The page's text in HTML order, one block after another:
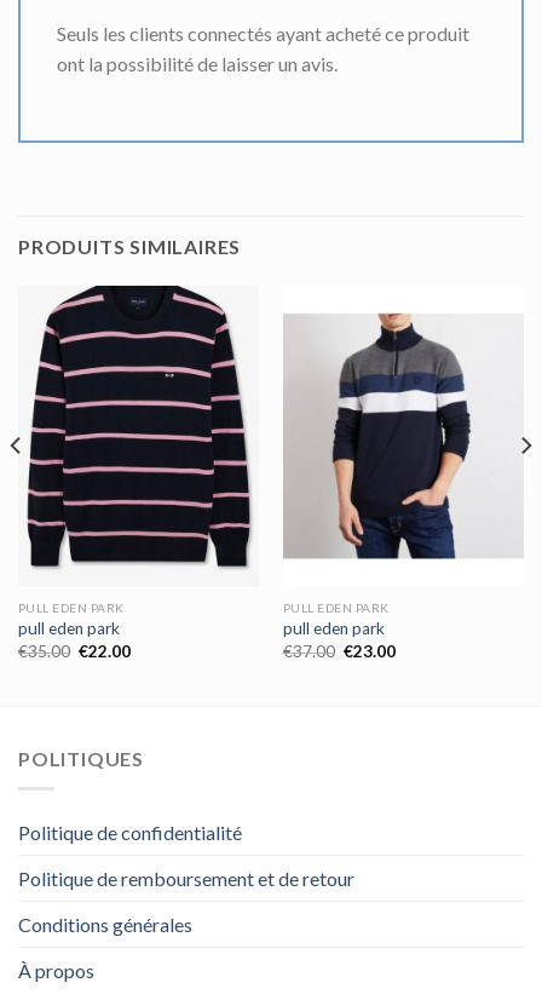
Seuls les clients connectés ayant acheté ce produit
ont la possibilité de laisser un avis.
PRODUITS SIMILAIRES
PULL EDEN PARK
pull eden park
€35.00 €22.00
PULL EDEN PARK
pull eden park
€37.00 €23.00
POLITIQUES
Politique de confidentialité
Politique de remboursement et de retour
Conditions générales
À propos